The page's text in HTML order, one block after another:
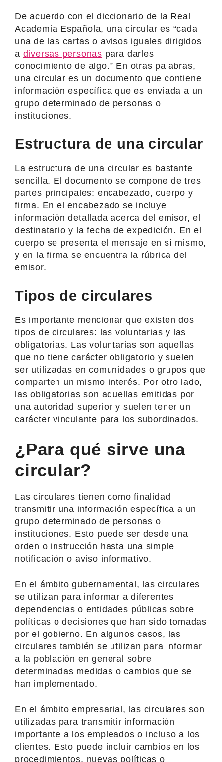
De acuerdo con el diccionario de la Real
Academia Española, una circular es “cada
una de las cartas o avisos iguales dirigidos
a diversas personas para darles
conocimiento de algo.” En otras palabras,
una circular es un documento que contiene
información específica que es enviada a un
grupo determinado de personas o
instituciones.
Estructura de una circular
La estructura de una circular es bastante
sencilla. El documento se compone de tres
partes principales: encabezado, cuerpo y
firma. En el encabezado se incluye
información detallada acerca del emisor, el
destinatario y la fecha de expedición. En el
cuerpo se presenta el mensaje en sí mismo,
y en la firma se encuentra la rúbrica del
emisor.
Tipos de circulares
Es importante mencionar que existen dos
tipos de circulares: las voluntarias y las
obligatorias. Las voluntarias son aquellas
que no tiene carácter obligatorio y suelen
ser utilizadas en comunidades o grupos que
comparten un mismo interés. Por otro lado,
las obligatorias son aquellas emitidas por
una autoridad superior y suelen tener un
carácter vinculante para los subordinados.
¿Para qué sirve una
circular?
Las circulares tienen como finalidad
transmitir una información específica a un
grupo determinado de personas o
instituciones. Esto puede ser desde una
orden o instrucción hasta una simple
notificación o aviso informativo.
En el ámbito gubernamental, las circulares
se utilizan para informar a diferentes
dependencias o entidades públicas sobre
políticas o decisiones que han sido tomadas
por el gobierno. En algunos casos, las
circulares también se utilizan para informar
a la población en general sobre
determinadas medidas o cambios que se
han implementado.
En el ámbito empresarial, las circulares son
utilizadas para transmitir información
importante a los empleados o incluso a los
clientes. Esto puede incluir cambios en los
procedimientos, nuevas políticas o